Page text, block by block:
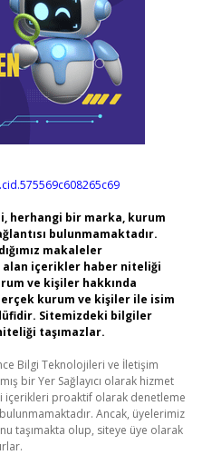
herhangi bir marka, kurum
bulunmamaktadır.
makaleler
alan içerikler haber niteliği
ve kişiler hakkında
kurum ve kişiler ile isim
Sitemizdeki bilgiler
taşımazlar.
Bilgi Teknolojileri ve İletişim
bir Yer Sağlayıcı olarak hizmet
içerikleri proaktif olarak denetleme
Ancak, üyelerimiz
taşımakta olup, siteye üye olarak